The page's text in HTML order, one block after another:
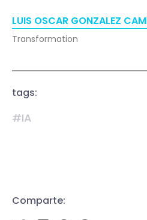
LUIS OSCAR GONZALEZ
Transformation
tags:
#IA
Comparte: